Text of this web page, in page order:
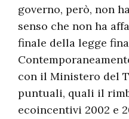
governo, però, non
senso che non ha
finale della legge
con il Ministero del
puntuali, quali il
ecoincentivi 2002 e